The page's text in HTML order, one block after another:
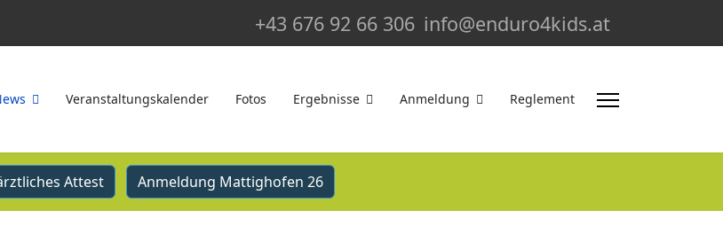
+43 676 92 66 306 info@enduro4kids.at
Veranstaltungskalender Fotos Ergebnisse Anmeldung Reglement
Attest Anmeldung Mattighofen 26